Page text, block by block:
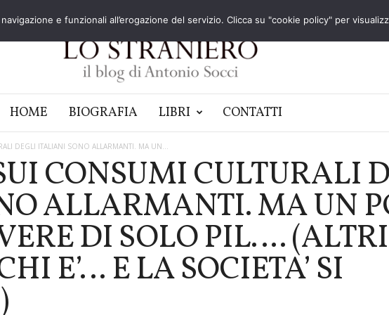
HOME BIOGRAFIA LIBRI CONTATTI
DEGLI ITALIANI SONO ALLARMANTI. MA UN...
CONSUMI CULTURALI
ALLARMANTI. MA UN
DI SOLO PIL….
E’… E LA SOCIETA’ SI
e funzionali all’erogazione del servizio. Clicca su "cookie policy" per